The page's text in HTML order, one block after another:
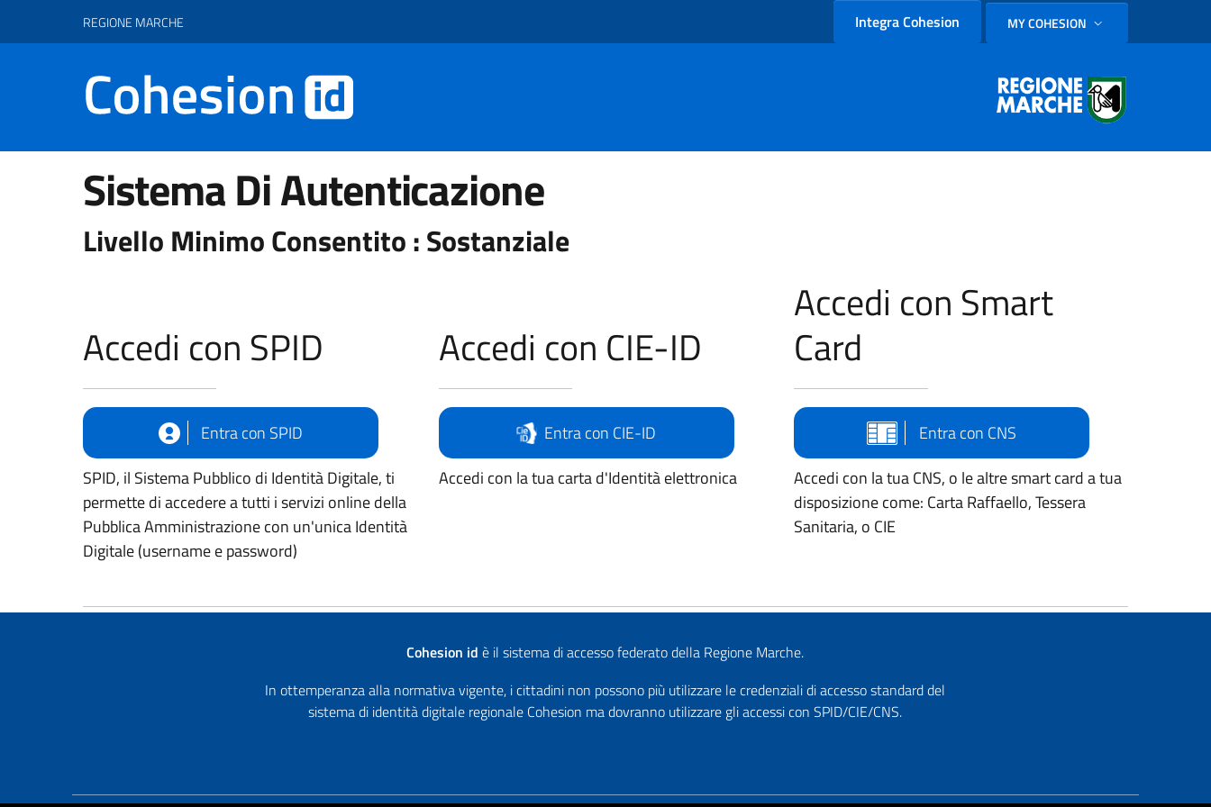
REGIONE MARCHE Integra Cohesion SELEZIONE LINGUA:
MY COHESION
Sistema Di Autenticazione
Livello Minimo Consentito : Sostanziale
Accedi con SPID
Entra con SPID
SPID, il Sistema Pubblico di Identità Digitale, ti
permette di accedere a tutti i servizi online della
Pubblica Amministrazione con un'unica Identità
Digitale (username e password)
Accedi con CIE-ID
Entra con CIE-ID
Accedi con la tua carta d'Identità elettronica
Accedi con Smart
Card
Entra con CNS
Accedi con la tua CNS, o le altre smart card a tua
disposizione come: Carta Raffaello, Tessera
Sanitaria, o CIE
Cohesion id è il sistema di accesso federato della Regione Marche.
In ottemperanza alla normativa vigente, i cittadini non possono più utilizzare le credenziali di accesso standard del
sistema di identità digitale regionale Cohesion ma dovranno utilizzare gli accessi con SPID/CIE/CNS.